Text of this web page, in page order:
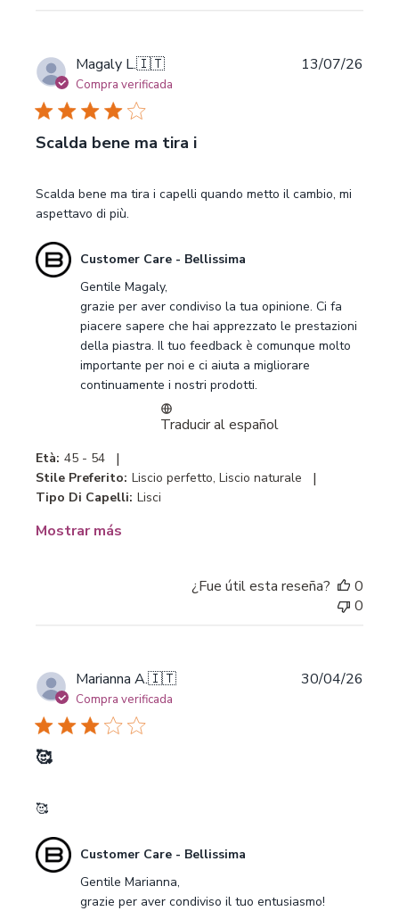
Magaly L.🇮🇹
Compra verificada
Scalda bene ma tira i
Scalda bene ma tira i capelli quando metto il cambio, mi
aspettavo di più.
Comentarios
del
propietario
Customer
Care
-
Bellissima
Customer Care - Bellissima
Gentile Magaly,
grazie per aver condiviso la tua opinione. Ci fa
piacere sapere che hai apprezzato le prestazioni
della piastra. Il tuo feedback è comunque molto
importante per noi e ci aiuta a migliorare
continuamente i nostri prodotti.
Età: 45 - 54 |
Stile Preferito: Liscio perfetto, Liscio naturale |
Tipo Di Capelli: Lisci
Mostrar más
Traducir al español
13/07/26
¿Fue útil esta reseña?
0
0
Marianna A.🇮🇹
Compra verificada
🥰
🥰
Comentarios
del
propietario
Customer Care - Bellissima
Gentile Marianna,
grazie per aver condiviso il tuo entusiasmo!
30/04/26